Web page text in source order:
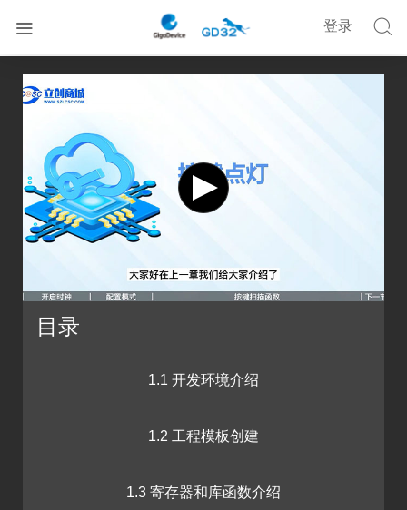
 
登录
首页 GD32F470·立创梁山派零基础入门开发教程
目录
1.1 开发环境介绍
1.2 工程模板创建
1.3 寄存器和库函数介绍